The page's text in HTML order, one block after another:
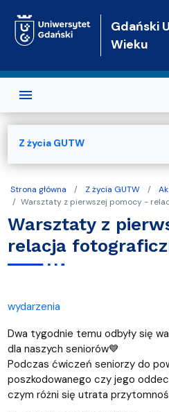
Gdański
Wieku
Strona główna Z życia GUTW
Warsztaty z pierwszej pomocy -
Warsztaty z
relacja
wydarzenia
Dwa tygodnie temu odbyły się
dla naszych seniorów💙
Podczas ćwiczeń seniorzy do
poszkodowanego czy jego
czym różni się utrata
Z życia GUTW